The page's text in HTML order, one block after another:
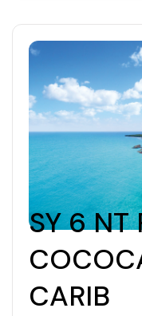
SY 6 NT
CARIB